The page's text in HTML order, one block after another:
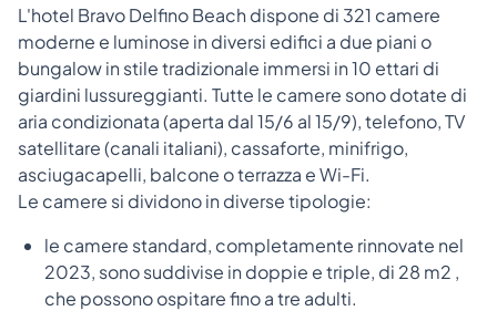
L'hotel Bravo Delfino Beach dispone di 321 camere
moderne e luminose in diversi edifici a due piani o
bungalow in stile tradizionale immersi in 10 ettari di
giardini lussureggianti. Tutte le camere sono dotate di
aria condizionata (aperta dal 15/6 al 15/9), telefono, TV
satellitare (canali italiani), cassaforte, minifrigo,
asciugacapelli, balcone o terrazza e Wi-Fi.
Le camere si dividono in diverse tipologie:
le camere standard, completamente rinnovate nel
2023, sono suddivise in doppie e triple, di 28 m2 ,
che possono ospitare fino a tre adulti.